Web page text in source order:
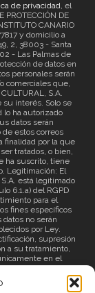
de privacidad, el
PROTECCIÓN DE
CANARIO
y domicilio a
2, 38003 - Santa
- Las Palmas de
de datos en
personales serán
comerciales que,
S.A.
interés. Solo se
lo ha autorizado
datos serán
de estos correos
finalidad por la que
tratados, o bien,
ha suscrito, tiene
Legitimación: El
S.A. está legitimado
6.1.a) del RGPD
para el
fines específicos
datos no serán
por Ley.
supresión
a su tratamiento,
en el
consentimiento
adicional